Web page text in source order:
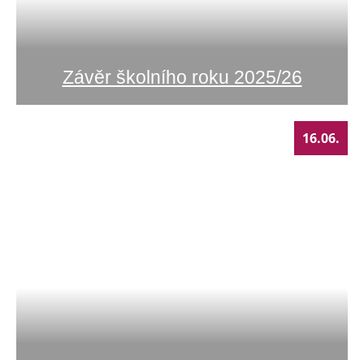
Závěr školního roku 2025/26
16.06.